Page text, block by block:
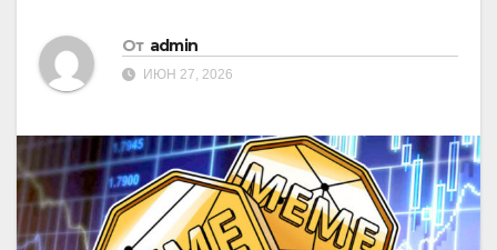
От admin
ИЮН 27, 2026